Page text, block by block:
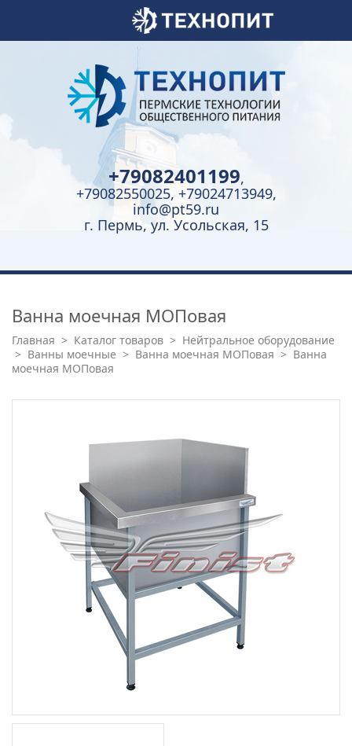
+79082401199,
+79082550025, +79024713949,
info@pt59.ru
г. Пермь, ул. Усольская, 15
Ванна моечная МОПовая
Главная > Каталог товаров > Нейтральное оборудование
> Ванны моечные > Ванна моечная МОПовая > Ванна
моечная МОПовая